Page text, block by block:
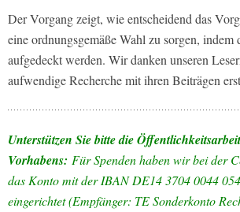
Der Vorgang zeigt, wie entscheidend das
eine ordnungsgemäße Wahl zu sorgen, indem
aufgedeckt werden. Wir danken unseren
aufwendige Recherche mit ihren Beiträgen
Unterstützen Sie bitte die
Vorhabens: Für Spenden haben wir bei der
das Konto mit der IBAN DE14 3704 0044
eingerichtet (Empfänger: TE Sonderkonto